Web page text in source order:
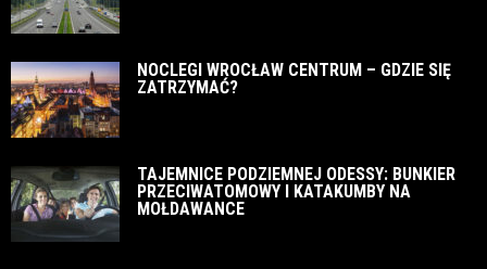
NOCLEGI WROCŁAW CENTRUM – GDZIE SIĘ
ZATRZYMAĆ?
TAJEMNICE PODZIEMNEJ ODESSY: BUNKIER
PRZECIWATOMOWY I KATAKUMBY NA
MOŁDAWANCE